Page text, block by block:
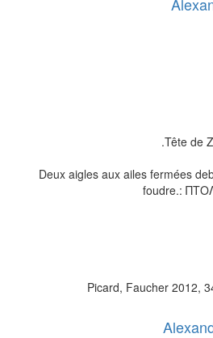
Tête de
Deux aigles aux ailes fermées
foudre.:
Picard, Faucher 2012,